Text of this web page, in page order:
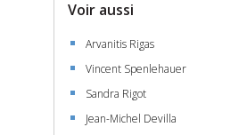
Voir aussi
Arvanitis Rigas
Vincent Spenlehauer
Sandra Rigot
Jean-Michel Devilla